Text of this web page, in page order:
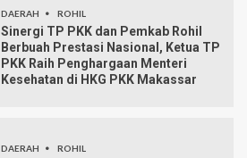
DAERAH ROHIL
Sinergi TP PKK dan Pemkab Rohil
Berbuah Prestasi Nasional, Ketua TP
PKK Raih Penghargaan Menteri
Kesehatan di HKG PKK Makassar
DAERAH ROHIL